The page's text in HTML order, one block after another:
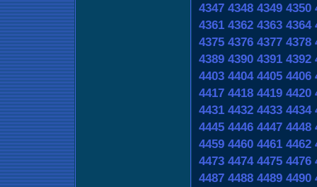
4347 4348 4349 4350
4361 4362 4363 4364
4375 4376 4377 4378
4389 4390 4391 4392
4403 4404 4405 4406
4417 4418 4419 4420
4431 4432 4433 4434
4445 4446 4447 4448
4459 4460 4461 4462
4473 4474 4475 4476
4487 4488 4489 4490